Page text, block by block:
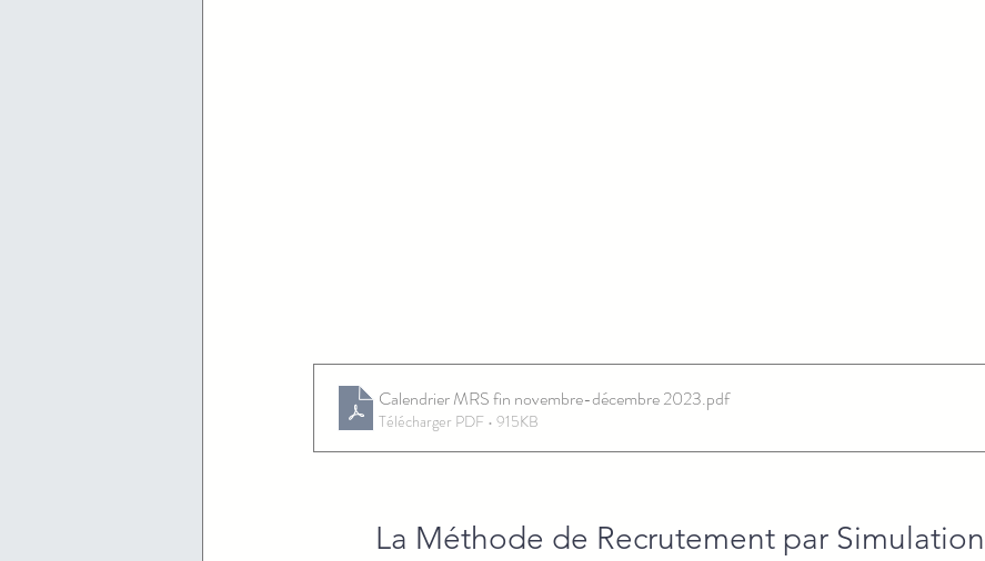
Calendrier MRS fin novembre-décembre 2023.pdf
Télécharger PDF • 915KB
La Méthode de Recrutement par Simulation